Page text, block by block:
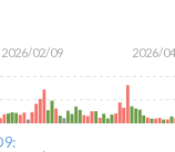
2026/02/09 2026/